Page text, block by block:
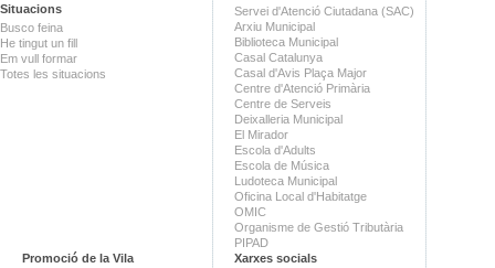
Situacions
Busco feina
He tingut un fill
Em vull formar
Totes les situacions
Servei d'Atenció Ciutadana (SAC)
Arxiu Municipal
Biblioteca Municipal
Casal Catalunya
Casal d'Avis Plaça Major
Centre d'Atenció Primària
Centre de Serveis
Deixalleria Municipal
El Mirador
Escola d'Adults
Escola de Música
Ludoteca Municipal
Oficina Local d'Habitatge
OMIC
Organisme de Gestió Tributària
PIPAD
Promoció de la Vila
Xarxes socials